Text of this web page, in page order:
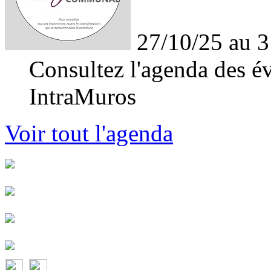
27/10/25 au
Consultez l'agenda des
IntraMuros
Voir tout l'agenda